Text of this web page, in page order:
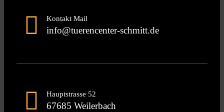
Kontakt Mail
info@tuerencenter-schmitt.de
Hauptstrasse 52
67685 Weilerbach